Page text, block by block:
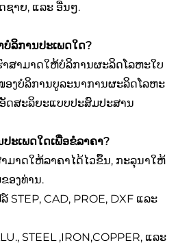
ຊາຍ, ແລະ ອື່ນໆ.
ລິການປະເພດໃດ?
າສາມາດໃຫ້ບໍລິການຜະລິດໂລຫະໃບ
ງບໍລິການບູລະນາການຜະລິດໂລຫະ
ດສະລິຍະແບບປະສົມປະສານ
ະເພດໃດເພື່ອຂໍລາຄາ?
ມາດໃຫ້ລາຄາໄດ້ໄວຂຶ້ນ, ກະລຸນາໃຫ້
ອງທ່ານ.
STEP, CAD, PROE, DXF ແລະ
STEEL ,IRON,COPPER, ແລະ